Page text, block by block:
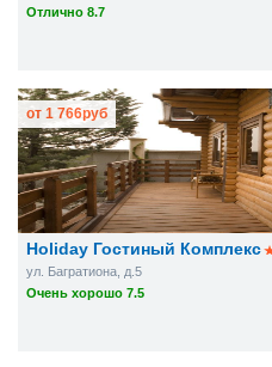
Отлично 8.7
Holiday Гостиный Комплекс
ул. Багратиона, д.5
Очень хорошо 7.5
от 1 766руб